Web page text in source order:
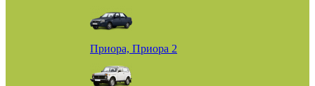
Приора, Приора 2